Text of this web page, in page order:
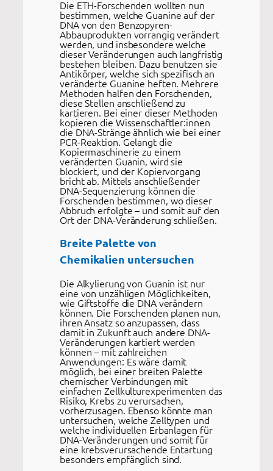
Die ETH-Forschenden wollten nun
bestimmen, welche Guanine auf der
DNA von den Benzopyren-
Abbauprodukten vorrangig verändert
werden, und insbesondere welche
dieser Veränderungen auch langfristig
bestehen bleiben. Dazu benutzen sie
Antikörper, welche sich spezifisch an
veränderte Guanine heften. Mehrere
Methoden halfen den Forschenden,
diese Stellen anschließend zu
kartieren. Bei einer dieser Methoden
kopieren die Wissenschaftler:innen
die DNA-Stränge ähnlich wie bei einer
PCR-Reaktion. Gelangt die
Kopiermaschinerie zu einem
veränderten Guanin, wird sie
blockiert, und der Kopiervorgang
bricht ab. Mittels anschließender
DNA-Sequenzierung können die
Forschenden bestimmen, wo dieser
Abbruch erfolgte – und somit auf den
Ort der DNA-Veränderung schließen.
Breite Palette von
Chemikalien untersuchen
Die Alkylierung von Guanin ist nur
eine von unzähligen Möglichkeiten,
wie Giftstoffe die DNA verändern
können. Die Forschenden planen nun,
ihren Ansatz so anzupassen, dass
damit in Zukunft auch andere DNA-
Veränderungen kartiert werden
können – mit zahlreichen
Anwendungen: Es wäre damit
möglich, bei einer breiten Palette
chemischer Verbindungen mit
einfachen Zellkulturexperimenten das
Risiko, Krebs zu verursachen,
vorherzusagen. Ebenso könnte man
untersuchen, welche Zelltypen und
welche individuellen Erbanlagen für
DNA-Veränderungen und somit für
eine krebsverursachende Entartung
besonders empfänglich sind.